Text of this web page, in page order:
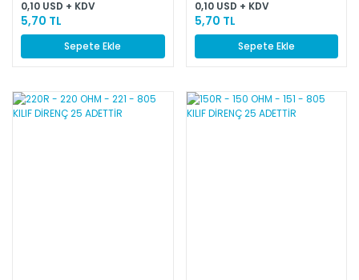
0,10 USD + KDV
5,70 TL
Sepete Ekle
0,10 USD + KDV
5,70 TL
Sepete Ekle